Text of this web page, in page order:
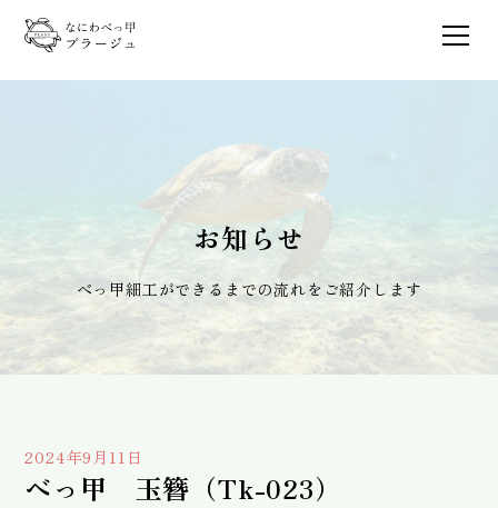
お知らせ
べっ甲細工ができるまでの流れをご紹介します
2024年9月11日
べっ甲 玉簪（Tk-023）